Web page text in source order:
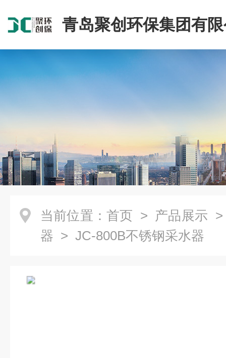
青岛聚创环保集团有
当前位置： 首页 > 产品展示
器 > JC-800B不锈钢采水器